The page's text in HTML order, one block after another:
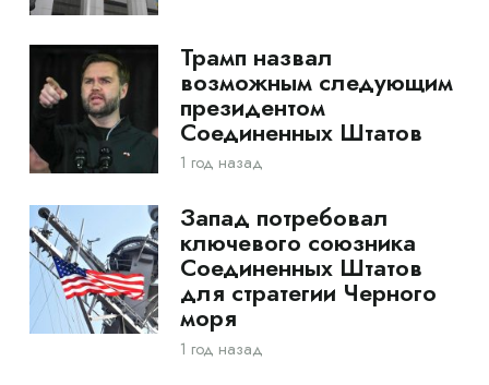
Трамп назвал
возможным следующим
президентом
Соединенных Штатов
1 год назад
Запад потребовал
ключевого союзника
Соединенных Штатов
для стратегии Черного
моря
1 год назад